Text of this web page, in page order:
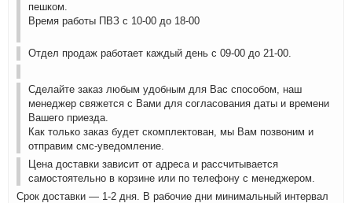
пешком.
Время работы ПВЗ с 10-00 до 18-00
Отдел продаж работает каждый день с 09-00 до 21-00.
Сделайте заказ любым удобным для Вас способом, наш
менеджер свяжется с Вами для согласования даты и времени
Вашего приезда.
Как только заказ будет скомплектован, мы Вам позвоним и
отправим смс-уведомление.
Цена доставки зависит от адреса и рассчитывается
самостоятельно в корзине или по телефону с менеджером.
Срок доставки — 1-2 дня. В рабочие дни минимальный интервал